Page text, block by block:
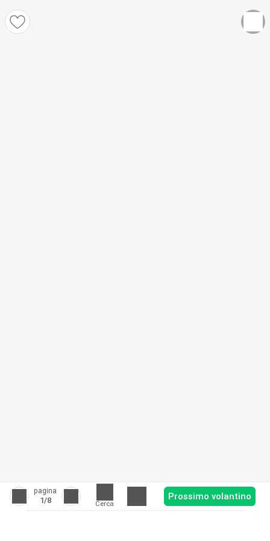
pagina
1/8 Cerca
Prossimo volantino